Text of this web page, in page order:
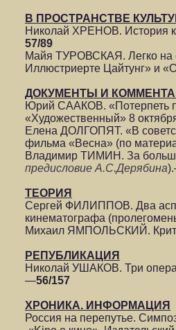
В ПРОСТРАНСТВЕ
Николай ХРЕНОВ. История
57/89
Майя ТУРОВСКАЯ. Легко на
Иллюстриерте Цайтунг» и
ДОКУМЕНТЫ И
Юрий СААКОВ. «Потерпеть
«Художественный» 8
Елена ДОЛГОПЯТ. «В
фильма «Весна» (по
Владимир ТИМИН. За
предисловие А.С.Дерябина
ТЕОРИЯ
Сергей ФИЛИППОВ. Два
кинематографа
Михаил ЯМПОЛЬСКИЙ.
РЕПУБЛИКАЦИЯ
Николай УШАКОВ. Три
—56/157
ХРОНИКА. ИНФОРМАЦИЯ
Россия на перепутье.